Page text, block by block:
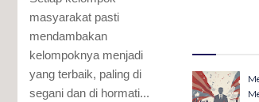
masyarakat pasti
mendambakan
kelompoknya menjadi
yang terbaik, paling di
segani dan di hormati...